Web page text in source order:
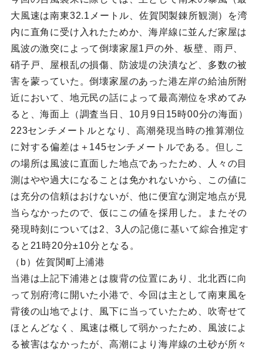
大風速は南東32.1メートル、佐賀関製錬所観測）を湾
内に直角に受け入れたためか、海岸線に並んだ家屋は
風波の激突によって倒壊家屋1戸の外、板壁、雨戸、
硝子戸、屋根乱の損傷、防波堤の決潰など、多数の被
害を蒙っていた。倒壊家屋のあった港左岸の給油所附
近において、地元民の話によって最高潮位を求めてみ
ると、海面上（調査当日、10月9日15時00分の海面）
223センチメートルとなり、高潮発現当時の推算潮位
に対する偏差は＋145センチメートルである。但しこ
の場所は風波に直面した地点であったため、人々の目
測はやや過大になることは免かれないから、この値に
は充分の信頼はおけないが、他に便宜な測定地点が見
当らなかったので、仮にこの値を採用した。またその
発現時刻については2、3人の記億に基いて綜合推定す
ると21時20分±10分となる。
（b）佐賀関町上浦港
当港は上記下浦港とは腹背の位置にあり、北北西に向
って別府湾に開いた小港で、今回は主として南東風を
背後の山地でよけ、風下に当っていたため、吹寄せて
ほとんどなく、風速は概して弱かったため、風波によ
る被害はなかったが、高潮により海岸線の土砂が所々